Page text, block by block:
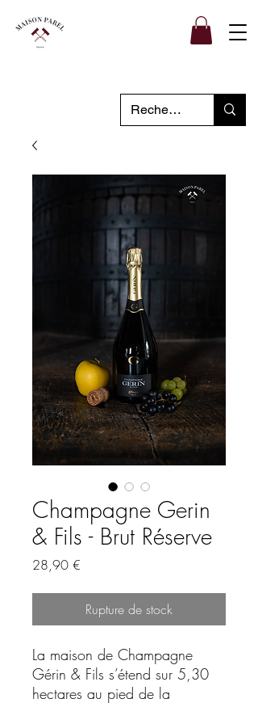
Champagne Gerin
& Fils - Brut Réserve
28,90 €
Rupture de stock
La maison de Champagne
Gérin & Fils s’étend sur 5,30
hectares au pied de la